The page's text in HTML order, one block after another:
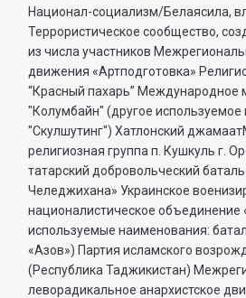
Национал-социализм/Белаясила,
Террористическое сообщество,
из числа участников
движения «Артподготовка»
“Красный пахарь”
"Колумбайн" (другое
"Скулшутинг") Хатлонский
религиозная группа п. Кушкуль г.
татарский добровольческий
Челеджихана» Украинское
националистическое объединение
используемые наименования:
«Азов») Партия исламского
(Республика Таджикистан)
леворадикальное анархистское